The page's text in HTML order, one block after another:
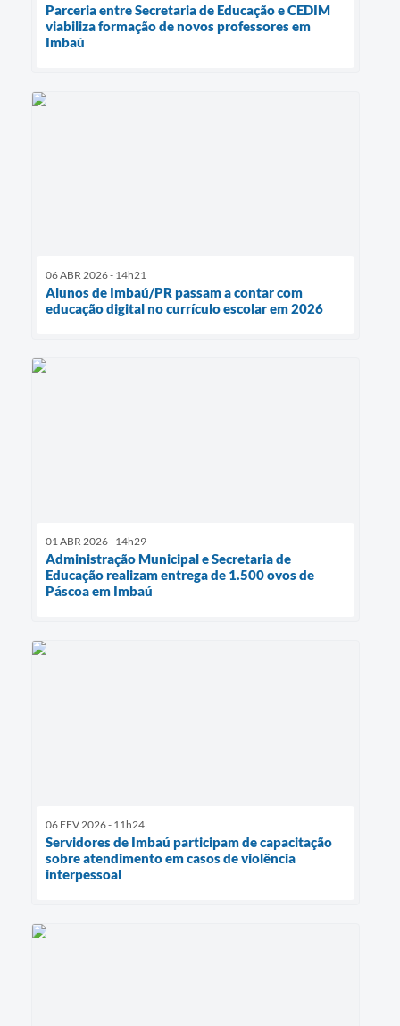
Parceria entre Secretaria de Educação e CEDIM
viabiliza formação de novos professores em
Imbaú
06 ABR 2026 - 14h21
Alunos de Imbaú/PR passam a contar com
educação digital no currículo escolar em 2026
01 ABR 2026 - 14h29
Administração Municipal e Secretaria de
Educação realizam entrega de 1.500 ovos de
Páscoa em Imbaú
06 FEV 2026 - 11h24
Servidores de Imbaú participam de capacitação
sobre atendimento em casos de violência
interpessoal